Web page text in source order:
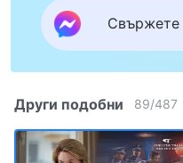
Свържете
Други подобни 89/487